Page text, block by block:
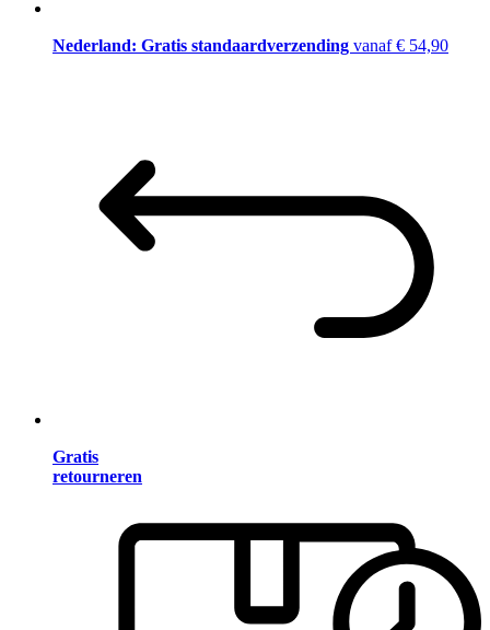
Nederland: Gratis standaardverzending vanaf € 54,90
Gratis
retourneren